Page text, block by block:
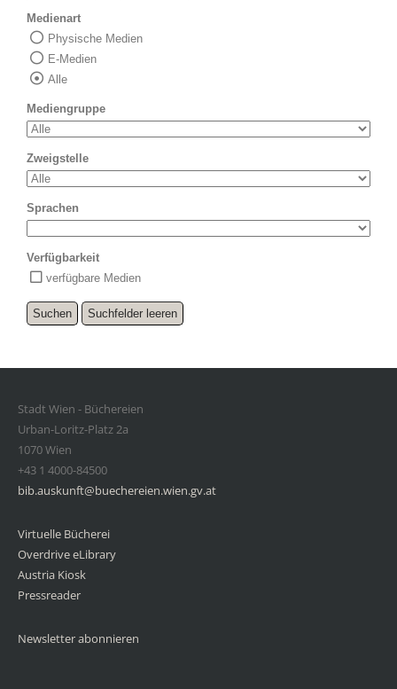
Medienart
Physische Medien
E-Medien
Alle
Mediengruppe
Zweigstelle
Sprachen
Verfügbarkeit
verfügbare Medien
Stadt Wien - Büchereien
Urban-Loritz-Platz 2a
1070 Wien
+43 1 4000-84500
bib.auskunft@buechereien.wien.gv.at
Virtuelle Bücherei
Overdrive eLibrary
Austria Kiosk
Pressreader
Newsletter abonnieren